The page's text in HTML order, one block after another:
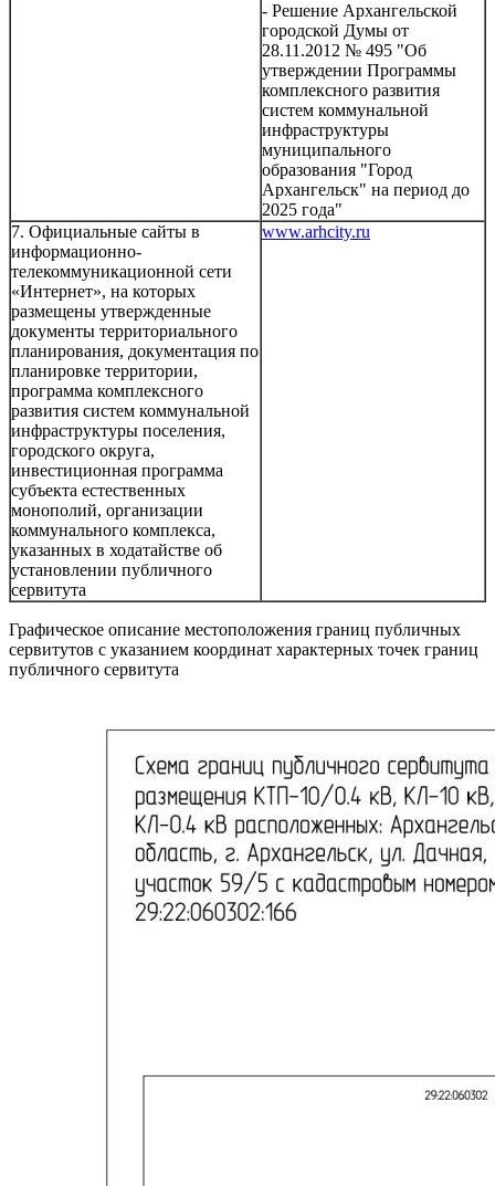
- Решение Архангельской
городской Думы от
28.11.2012 № 495 "Об
утверждении Программы
комплексного развития
систем коммунальной
инфраструктуры
муниципального
образования "Город
Архангельск" на период до
2025 года"
7. Официальные сайты в
информационно-
телекоммуникационной сети
«Интернет», на которых
размещены утвержденные
документы территориального
планирования, документация по
планировке территории,
программа комплексного
развития систем коммунальной
инфраструктуры поселения,
городского округа,
инвестиционная программа
субъекта естественных
монополий, организации
коммунального комплекса,
указанных в ходатайстве об
установлении публичного
сервитута
www.arhcity.ru
Графическое описание местоположения границ публичных
сервитутов с указанием координат характерных точек границ
публичного сервитута